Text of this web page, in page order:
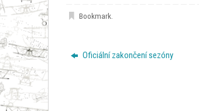
Bookmark
Oficiální zakončení sezóny